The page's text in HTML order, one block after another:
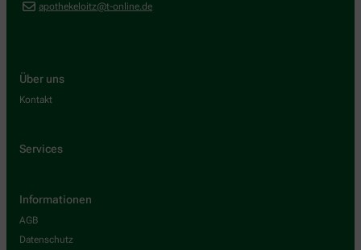
apothekeloitz@t-online.de
Über uns
Kontakt
Services
Informationen
AGB
Datenschutz